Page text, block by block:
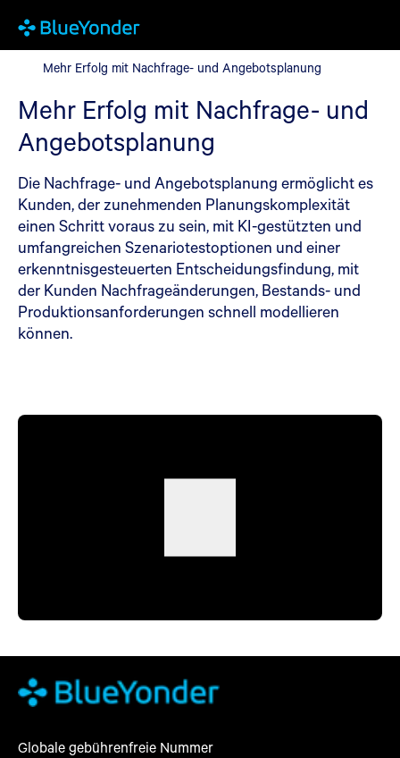
Mehr Erfolg mit Nachfrage- und Angebotsplanung
Mehr Erfolg mit Nachfrage- und Angebotsplanung
Mehr Erfolg mit Nachfrage- und
Angebotsplanung
Die Nachfrage- und Angebotsplanung ermöglicht es
Kunden, der zunehmenden Planungskomplexität
einen Schritt voraus zu sein, mit KI-gestützten und
umfangreichen Szenariotestoptionen und einer
erkenntnisgesteuerten Entscheidungsfindung, mit
der Kunden Nachfrageänderungen, Bestands- und
Produktionsanforderungen schnell modellieren
können.
Globale gebührenfreie Nummer